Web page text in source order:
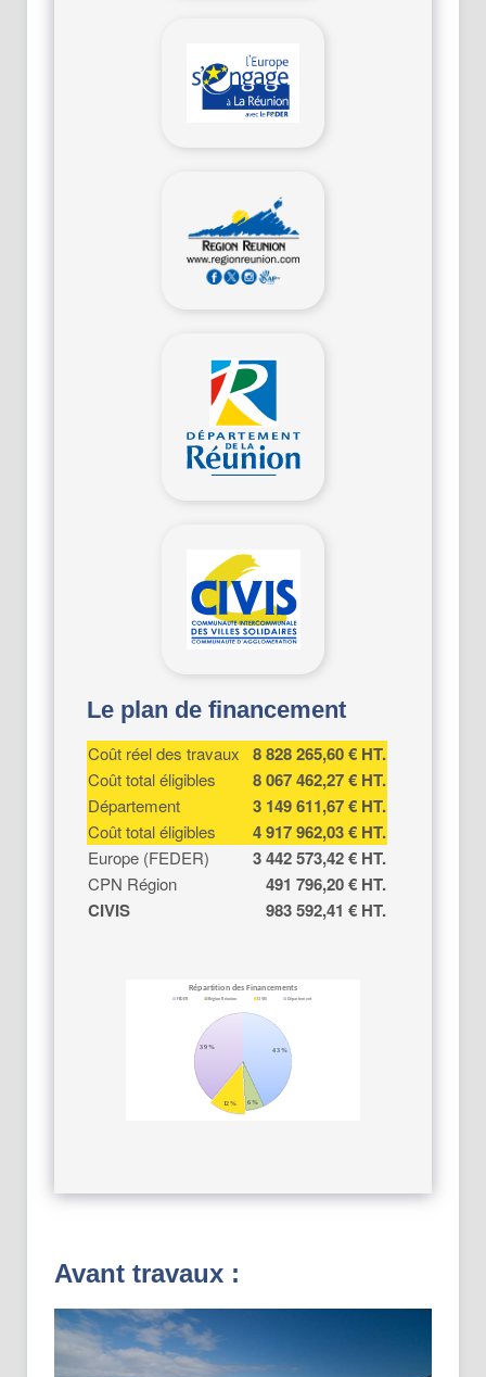
Le plan de financement
Coût réel des travaux 8 828 265,60 € HT.
Coût total éligibles 8 067 462,27 € HT.
Département 3 149 611,67 € HT.
Coût total éligibles 4 917 962,03 € HT.
Europe (FEDER) 3 442 573,42 € HT.
CPN Région
491 796,20 € HT.
CIVIS
983 592,41 € HT.
Avant travaux :